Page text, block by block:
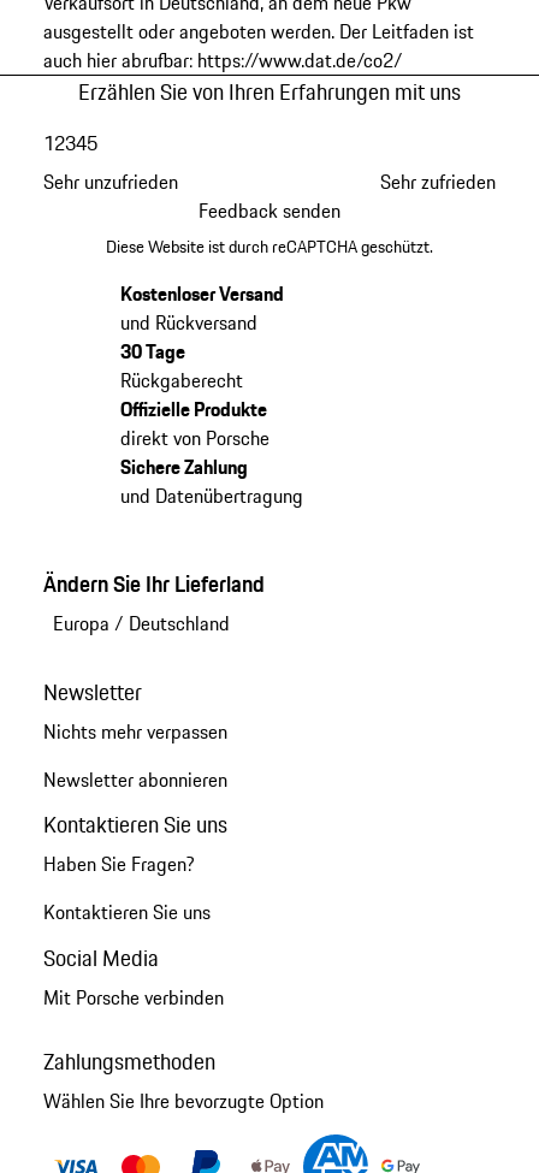
ausgestellt oder angeboten werden. Der Leitfaden ist
auch hier abrufbar: https://www.dat.de/co2/
Erzählen Sie von Ihren Erfahrungen mit uns
Sehr unzufrieden
12345
Sehr zufrieden
Feedback senden
Diese Website ist durch reCAPTCHA geschützt.
Kostenloser Versand
und Rückversand
30 Tage
Rückgaberecht
Offizielle Produkte
direkt von Porsche
Sichere Zahlung
und Datenübertragung
Ändern Sie Ihr Lieferland
Europa / Deutschland
Newsletter
Nichts mehr verpassen
Newsletter abonnieren
Kontaktieren Sie uns
Haben Sie Fragen?
Kontaktieren Sie uns
Social Media
Mit Porsche verbinden
Zahlungsmethoden
Wählen Sie Ihre bevorzugte Option